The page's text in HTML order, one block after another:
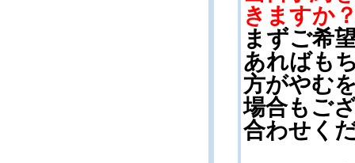
きますか
まずご希
あればも
方がやむ
場合もご
合わせく